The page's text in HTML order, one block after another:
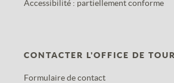
Accessibilité : partiellement conforme
CONTACTER L'OFFICE DE
Formulaire de contact